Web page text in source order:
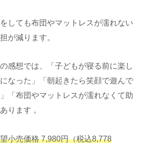
しても布団やマットレスが濡れない
が減ります。
感想では、「子どもが寝る前に楽し
なった」「朝起きたら笑顔で遊んで
「布団やマットレスが濡れなくて助
ります 。
小売価格 7,980円（税込8,778